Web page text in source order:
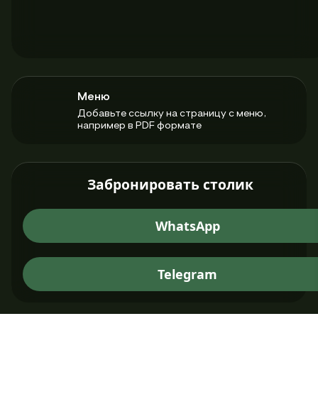
Меню
Добавьте ссылку на страницу с меню,
например в PDF формате
Забронировать столик
WhatsApp
Telegram